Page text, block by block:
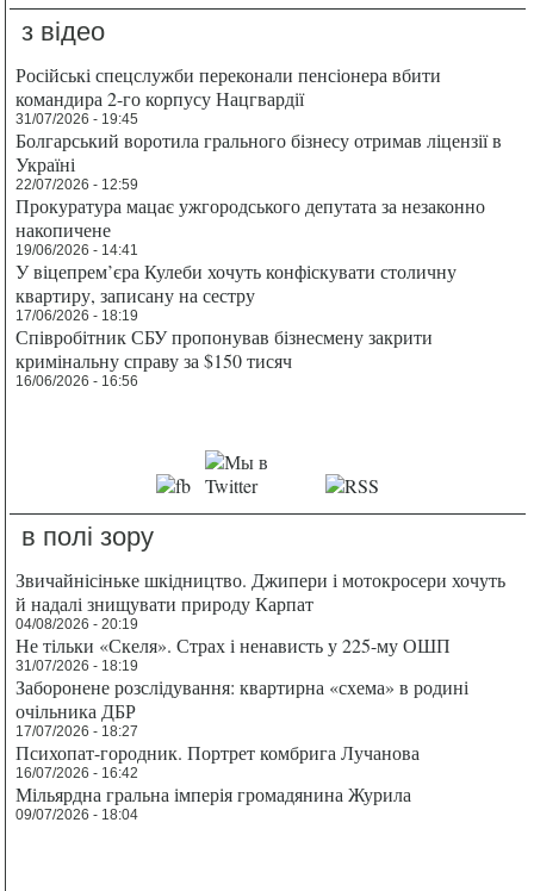
з відео
Російські спецслужби переконали пенсіонера вбити
командира 2-го корпусу Нацгвардії
31/07/2026 - 19:45
Болгарський воротила грального бізнесу отримав ліцензії в
Україні
22/07/2026 - 12:59
Прокуратура мацає ужгородського депутата за незаконно
накопичене
19/06/2026 - 14:41
У віцепрем’єра Кулеби хочуть конфіскувати столичну
квартиру, записану на сестру
17/06/2026 - 18:19
Співробітник СБУ пропонував бізнесмену закрити
кримінальну справу за $150 тисяч
16/06/2026 - 16:56
в полі зору
Звичайнісіньке шкідництво. Джипери і мотокросери хочуть
й надалі знищувати природу Карпат
04/08/2026 - 20:19
Не тільки «Скеля». Страх і ненависть у 225-му ОШП
31/07/2026 - 18:19
Заборонене розслідування: квартирна «схема» в родині
очільника ДБР
17/07/2026 - 18:27
Психопат-городник. Портрет комбрига Лучанова
16/07/2026 - 16:42
Мільярдна гральна імперія громадянина Журила
09/07/2026 - 18:04